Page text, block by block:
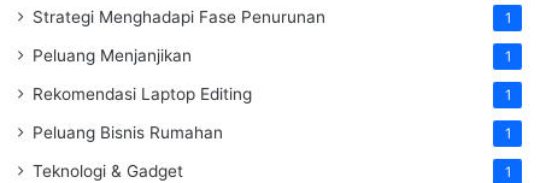
Strategi Menghadapi Fase Penurunan 1
Peluang Menjanjikan 1
Rekomendasi Laptop Editing 1
Peluang Bisnis Rumahan 1
Teknologi & Gadget 1